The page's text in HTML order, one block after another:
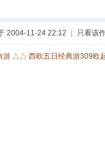
2004-11-24 22:12 只看该
游 △△ 西欧五日经典游309欧